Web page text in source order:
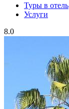
Туры в отель
Услуги
8.0